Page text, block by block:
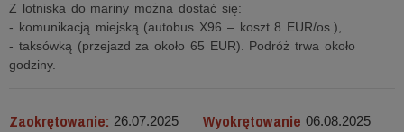
Z lotniska do mariny można dostać się:
- komunikacją miejską (autobus X96 – koszt 8 EUR/os.),
- taksówką (przejazd za około 65 EUR). Podróż trwa około
godziny.
Zaokrętowanie: 26.07.2025
Wyokrętowanie 06.08.2025